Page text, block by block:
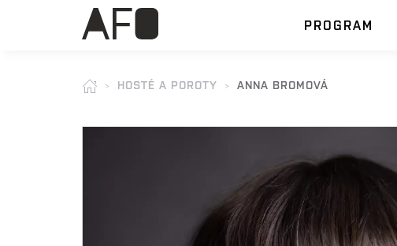
PROGRAM
HOSTÉ A POROTY ANNA BROMOVÁ